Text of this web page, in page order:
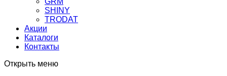
SHINY
TRODAT
Акции
Каталоги
Контакты
Открыть меню